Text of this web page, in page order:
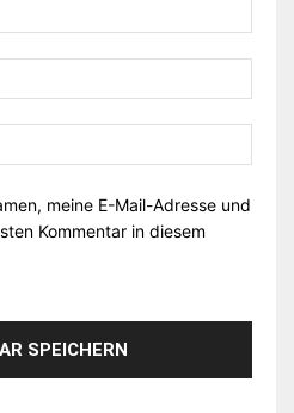
meine E-Mail-Adresse und
Kommentar in diesem